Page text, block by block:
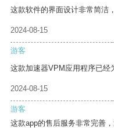
这款软件的界面设计非常简洁
2024-08-15
游客
这款加速器VPM应用程序已经
2024-08-15
游客
这款app的售后服务非常完善